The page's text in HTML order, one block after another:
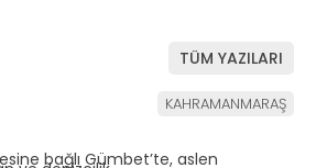
TÜM YAZILARI
KAHRAMANMARAŞ